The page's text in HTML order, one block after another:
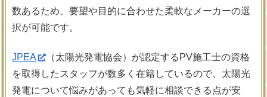
数あるため、要望や目的に合わせた柔軟なメーカーの選
択が可能です。
JPEA
（太陽光発電協会）が認定するPV施工士の資格
を取得したスタッフが数多く在籍しているので、太陽光
発電について悩みがあっても気軽に相談できる点が安